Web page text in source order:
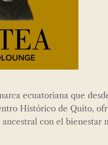
ecuatoriana que
Histórico de Quito,
con el bienestar